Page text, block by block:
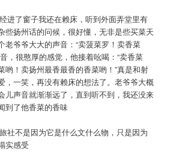
进了窗子我还在赖床，听到外面弄堂里有
些扬州话的问候，很好懂，无非是些买菜天
老爷爷大大的声音：“卖菠菜罗！卖香菜
，很憨厚的感觉，他接着吆喝：“卖香菜
哟！卖扬州最香最香的香菜哟！”真是和射
，一笑，再没有赖床的想法了。老爷爷大概
儿声音就渐渐远了，直到听不到，我还没来
到了他香菜的香味
社不是因为它是什么文什么物，只是因为
实感受